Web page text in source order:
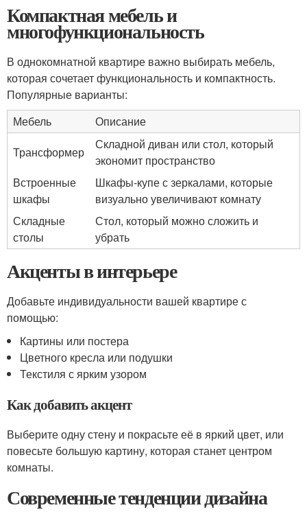
Компактная мебель и
многофункциональность
В однокомнатной квартире важно выбирать мебель,
которая сочетает функциональность и компактность.
Популярные варианты:
Мебель
Описание
Трансформер
Складной диван или стол, который
экономит пространство
Встроенные
шкафы
Шкафы-купе с зеркалами, которые
визуально увеличивают комнату
Складные
столы
Стол, который можно сложить и
убрать
Акценты в интерьере
Добавьте индивидуальности вашей квартире с
помощью:
Картины или постера
Цветного кресла или подушки
Текстиля с ярким узором
Как добавить акцент
Выберите одну стену и покрасьте её в яркий цвет, или
повесьте большую картину, которая станет центром
комнаты.
Современные тенденции дизайна